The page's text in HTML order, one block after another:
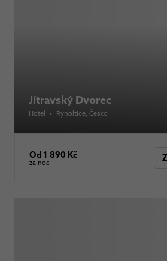
Jítravský Dvorec
Hotel • Rynoltice , Česko
Od 1 890 Kč
za noc